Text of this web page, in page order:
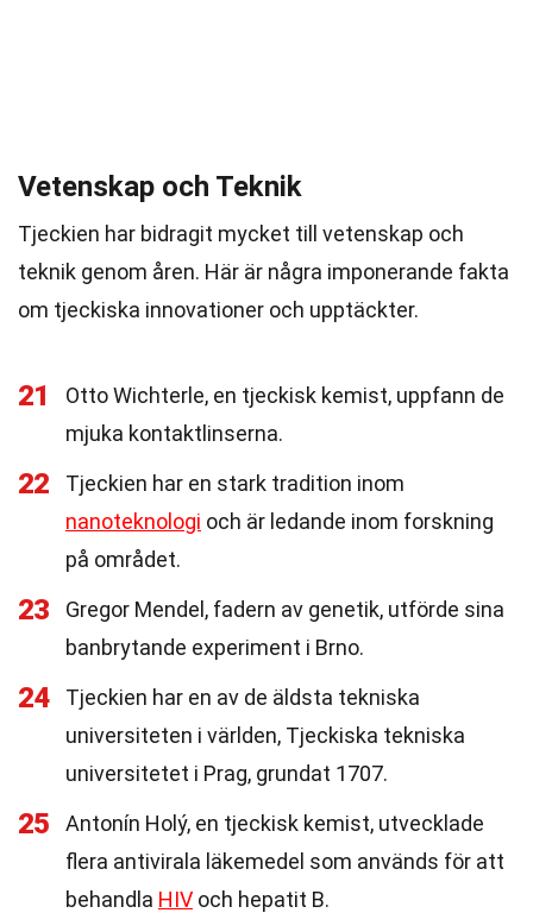
Vetenskap och Teknik
Tjeckien har bidragit mycket till vetenskap och
teknik genom åren. Här är några imponerande fakta
om tjeckiska innovationer och upptäckter.
21
Otto Wichterle, en tjeckisk kemist, uppfann de
mjuka kontaktlinserna.
22
Tjeckien har en stark tradition inom
nanoteknologi och är ledande inom forskning
på området.
23
Gregor Mendel, fadern av genetik, utförde sina
banbrytande experiment i Brno.
24
Tjeckien har en av de äldsta tekniska
universiteten i världen, Tjeckiska tekniska
universitetet i Prag, grundat 1707.
25
Antonín Holý, en tjeckisk kemist, utvecklade
flera antivirala läkemedel som används för att
behandla HIV och hepatit B.